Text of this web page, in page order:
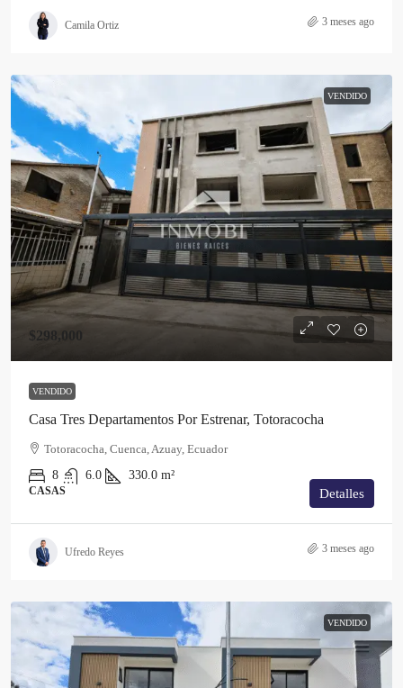
Camila Ortiz 3 meses ago
VENDIDO
$298,000
VENDIDO
Casa Tres Departamentos Por Estrenar, Totoracocha
Totoracocha, Cuenca, Azuay, Ecuador
8
6.0 330.0 m²
CASAS Detalles
Ufredo Reyes 3 meses ago
VENDIDO